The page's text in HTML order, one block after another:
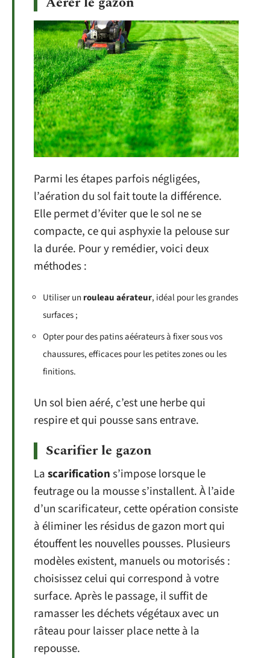
Parmi les étapes parfois négligées,
l’aération du sol fait toute la différence.
Elle permet d’éviter que le sol ne se
compacte, ce qui asphyxie la pelouse sur
la durée. Pour y remédier, voici deux
méthodes :
Utiliser un rouleau aérateur, idéal pour les grandes
surfaces ;
Opter pour des patins aéérateurs à fixer sous vos
chaussures, efficaces pour les petites zones ou les
finitions.
Un sol bien aéré, c’est une herbe qui
respire et qui pousse sans entrave.
Scarifier le gazon
Lascarifications’impose lorsque le
feutrage ou la mousse s’installent. À l’aide
d’un scarificateur, cette opération consiste
à éliminer les résidus de gazon mort qui
étouffent les nouvelles pousses. Plusieurs
modèles existent, manuels ou motorisés :
choisissez celui qui correspond à votre
surface. Après le passage, il suffit de
ramasser les déchets végétaux avec un
râteau pour laisser place nette à la
repousse.